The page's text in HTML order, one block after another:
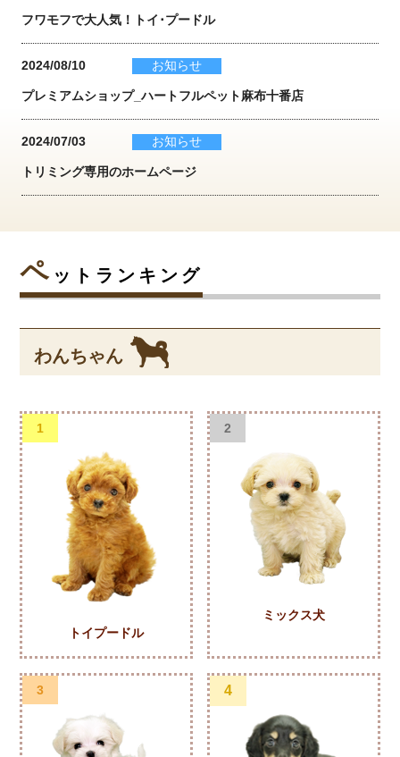
フワモフで大人気！トイ･プードル
2024/08/10 お知らせ
プレミアムショップ_ハートフルペット麻布十番店
2024/07/03 お知らせ
トリミング専用のホームページ
ペ ットランキング
わんちゃん
1
トイプードル
2
ミックス犬
3 4